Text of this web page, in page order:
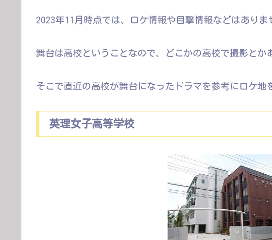
2023年11月時点では、ロケ情報や目撃情報などはありま
舞台は高校ということなので、どこかの高校で撮影とか
そこで直近の高校が舞台になったドラマを参考にロケ地
英理女子高等学校